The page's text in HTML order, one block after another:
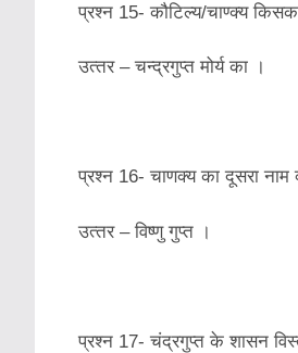
प्रश्‍न 15- कौटिल्‍य/चाण्‍क्‍य
उत्‍तर – चन्‍द्रगुप्‍त मोर्य का ।
प्रश्‍न 16- चाणक्‍य का दूसरा नाम
उत्‍तर – विष्‍णु गुप्‍त ।
प्रश्‍न 17- चंद्रगुप्‍त के शासन